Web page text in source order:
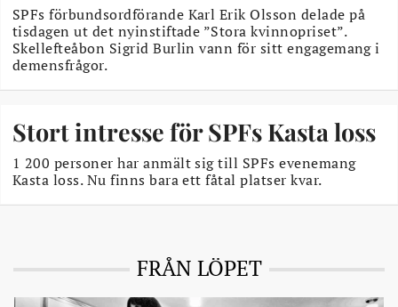
SPFs förbundsordförande Karl Erik Olsson delade på
tisdagen ut det nyinstiftade ”Stora kvinnopriset”.
Skellefteåbon Sigrid Burlin vann för sitt engagemang i
demensfrågor.
Stort intresse för SPFs Kasta loss
1 200 personer har anmält sig till SPFs evenemang
Kasta loss. Nu finns bara ett fåtal platser kvar.
FRÅN LÖPET